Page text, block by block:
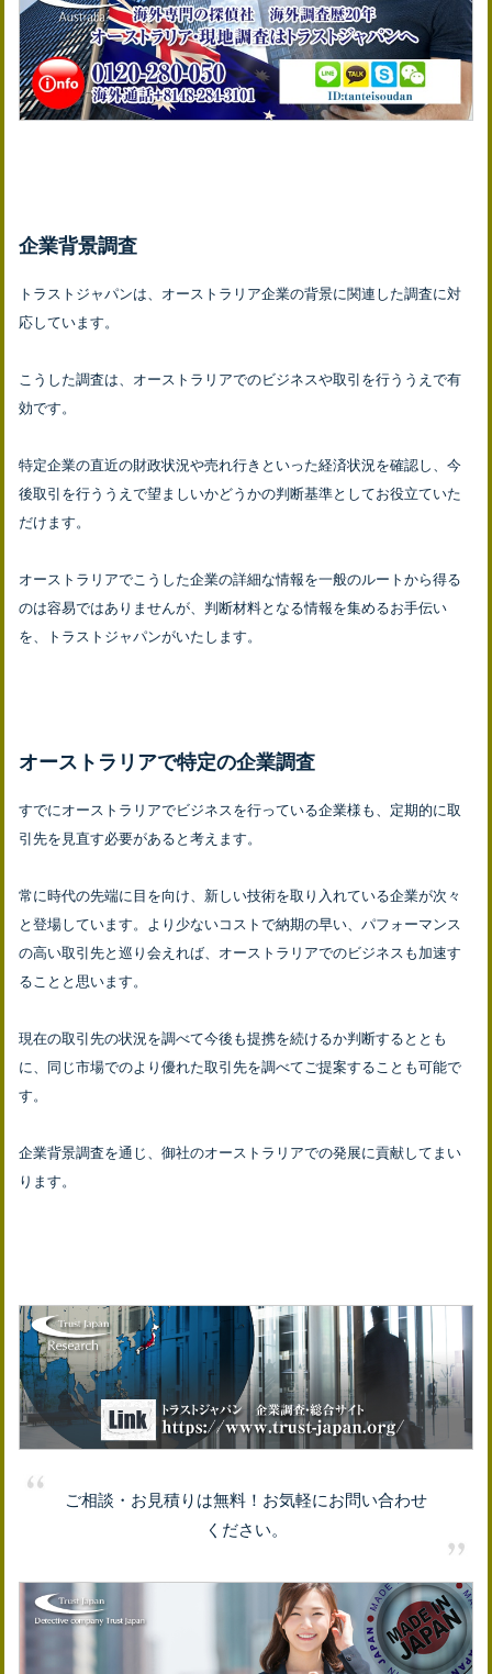
企業背景調査
トラストジャパンは、オーストラリア企業の背景に関連した調査に対
応しています。
こうした調査は、オーストラリアでのビジネスや取引を行ううえで有
効です。
特定企業の直近の財政状況や売れ行きといった経済状況を確認し、今
後取引を行ううえで望ましいかどうかの判断基準としてお役立ていた
だけます。
オーストラリアでこうした企業の詳細な情報を一般のルートから得る
のは容易ではありませんが、判断材料となる情報を集めるお手伝い
を、トラストジャパンがいたします。
オーストラリアで特定の企業調査
すでにオーストラリアでビジネスを行っている企業様も、定期的に取
引先を見直す必要があると考えます。
常に時代の先端に目を向け、新しい技術を取り入れている企業が次々
と登場しています。より少ないコストで納期の早い、パフォーマンス
の高い取引先と巡り会えれば、オーストラリアでのビジネスも加速す
ることと思います。
現在の取引先の状況を調べて今後も提携を続けるか判断するととも
に、同じ市場でのより優れた取引先を調べてご提案することも可能で
す。
企業背景調査を通じ、御社のオーストラリアでの発展に貢献してまい
ります。
ご相談・お見積りは無料！お気軽にお問い合わせ
ください。